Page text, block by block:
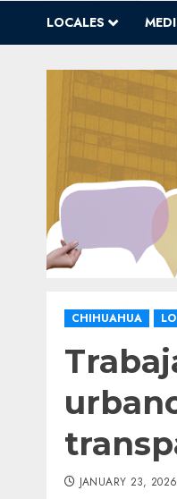
LOCALES
CHIHUAHUA
JANUARY 23, 2026